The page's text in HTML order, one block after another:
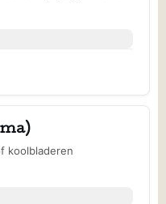
koolbladeren